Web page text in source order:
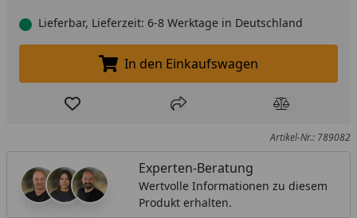
Lieferbar, Lieferzeit: 6-8 Werktage in Deutschland
In den Einkaufswagen legen
In den Einkaufswagen
Produkt zur Wunschliste hinzufügen
Teilen Produkt
Artikel-Nr.: 789082
Experten-Beratung
Wertvolle Informationen zu diesem
Produkt erhalten.